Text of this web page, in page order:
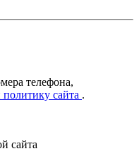
телефона,
сайта .
сайта